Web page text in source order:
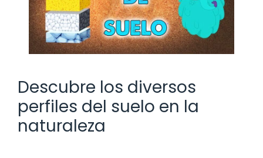
Descubre los diversos
perfiles del suelo en la
naturaleza